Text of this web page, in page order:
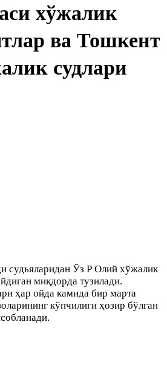
хўжалик
ва Тошкент
судлари
судьяларидан Ўз Р Олий хўжалик
миқдорда тузилади.
ҳар ойда камида бир марта
кўпчилиги ҳозир бўлган